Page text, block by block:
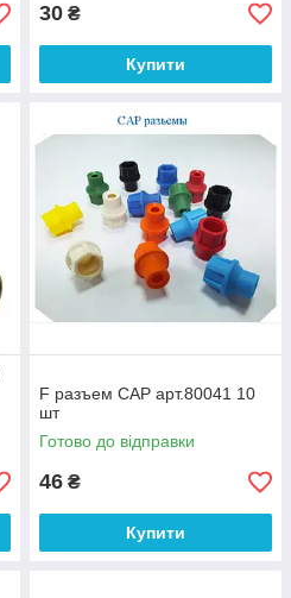
30 ₴
Купити
F разъем CAP арт.80041 10
шт
Готово до відправки
46 ₴
Купити